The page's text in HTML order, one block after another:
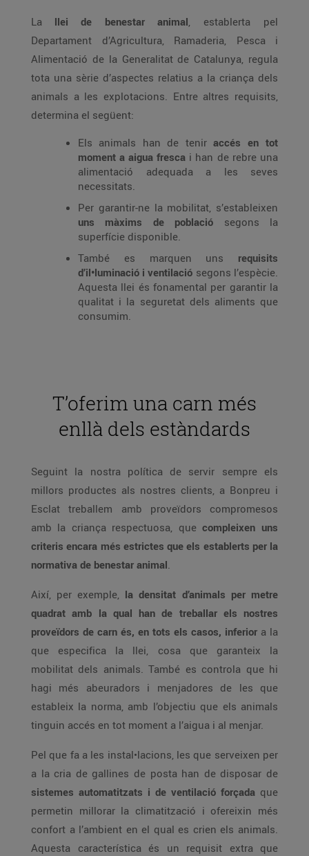
La llei de benestar animal, establerta pel
Departament d’Agricultura, Ramaderia, Pesca i
Alimentació de la Generalitat de Catalunya, regula
tota una sèrie d’aspectes relatius a la criança dels
animals a les explotacions. Entre altres requisits,
determina el següent:
Els animals han de tenir accés en tot
moment a aigua fresca i han de rebre una
alimentació adequada a les seves
necessitats.
Per garantir-ne la mobilitat, s’estableixen
uns màxims de població segons la
superfície disponible.
També es marquen uns requisits
d’il•luminació i ventilació segons l’espècie.
Aquesta llei és fonamental per garantir la
qualitat i la seguretat dels aliments que
consumim.
T’oferim una carn més
enllà dels estàndards
Seguint la nostra política de servir sempre els
millors productes als nostres clients, a Bonpreu i
Esclat treballem amb proveïdors compromesos
amb la criança respectuosa, que compleixen uns
criteris encara més estrictes que els establerts per la
normativa de benestar animal.
Així, per exemple, la densitat d’animals per metre
quadrat amb la qual han de treballar els nostres
proveïdors de carn és, en tots els casos, inferior a la
que especifica la llei, cosa que garanteix la
mobilitat dels animals. També es controla que hi
hagi més abeuradors i menjadores de les que
estableix la norma, amb l’objectiu que els animals
tinguin accés en tot moment a l’aigua i al menjar.
Pel que fa a les instal•lacions, les que serveixen per
a la cria de gallines de posta han de disposar de
sistemes automatitzats i de ventilació forçada que
permetin millorar la climatització i ofereixin més
confort a l’ambient en el qual es crien els animals.
Aquesta característica és un requisit extra que